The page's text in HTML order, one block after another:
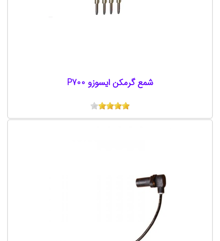
شمع گرمکن ایسوزو P700